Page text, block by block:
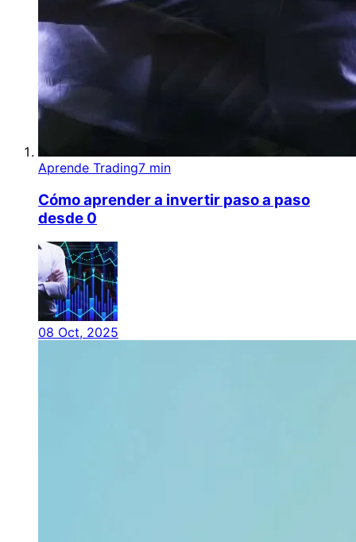
Aprende Trading7 min
Cómo aprender a invertir paso a paso
desde 0
08 Oct, 2025